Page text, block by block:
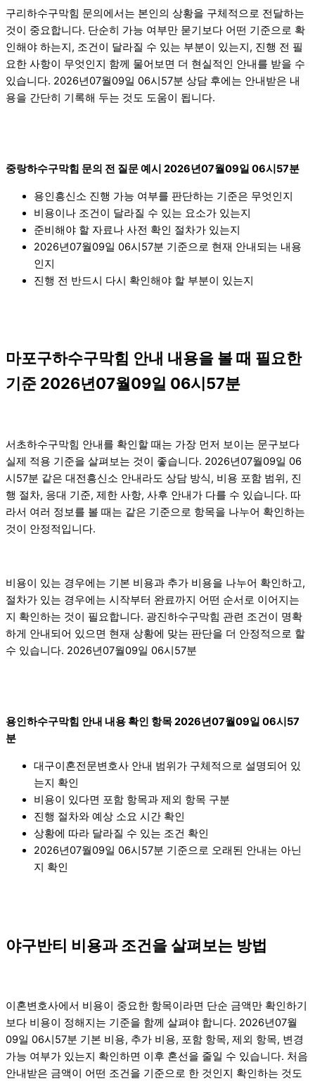
구리하수구막힘 문의에서는 본인의 상황을 구체적으로 전달하는
것이 중요합니다. 단순히 가능 여부만 묻기보다 어떤 기준으로 확
인해야 하는지, 조건이 달라질 수 있는 부분이 있는지, 진행 전 필
요한 사항이 무엇인지 함께 물어보면 더 현실적인 안내를 받을 수
있습니다. 2026년07월09일 06시57분 상담 후에는 안내받은 내
용을 간단히 기록해 두는 것도 도움이 됩니다.
중랑하수구막힘 문의 전 질문 예시 2026년07월09일 06시57분
용인흥신소 진행 가능 여부를 판단하는 기준은 무엇인지
비용이나 조건이 달라질 수 있는 요소가 있는지
준비해야 할 자료나 사전 확인 절차가 있는지
2026년07월09일 06시57분 기준으로 현재 안내되는 내용
인지
진행 전 반드시 다시 확인해야 할 부분이 있는지
마포구하수구막힘 안내 내용을 볼 때 필요한
기준 2026년07월09일 06시57분
서초하수구막힘 안내를 확인할 때는 가장 먼저 보이는 문구보다
실제 적용 기준을 살펴보는 것이 좋습니다. 2026년07월09일 06
시57분 같은 대전흥신소 안내라도 상담 방식, 비용 포함 범위, 진
행 절차, 응대 기준, 제한 사항, 사후 안내가 다를 수 있습니다. 따
라서 여러 정보를 볼 때는 같은 기준으로 항목을 나누어 확인하는
것이 안정적입니다.
비용이 있는 경우에는 기본 비용과 추가 비용을 나누어 확인하고,
절차가 있는 경우에는 시작부터 완료까지 어떤 순서로 이어지는
지 확인하는 것이 필요합니다. 광진하수구막힘 관련 조건이 명확
하게 안내되어 있으면 현재 상황에 맞는 판단을 더 안정적으로 할
수 있습니다. 2026년07월09일 06시57분
용인하수구막힘 안내 내용 확인 항목 2026년07월09일 06시57
분
대구이혼전문변호사 안내 범위가 구체적으로 설명되어 있
는지 확인
비용이 있다면 포함 항목과 제외 항목 구분
진행 절차와 예상 소요 시간 확인
상황에 따라 달라질 수 있는 조건 확인
2026년07월09일 06시57분 기준으로 오래된 안내는 아닌
지 확인
야구반티 비용과 조건을 살펴보는 방법
이혼변호사에서 비용이 중요한 항목이라면 단순 금액만 확인하기
보다 비용이 정해지는 기준을 함께 살펴야 합니다. 2026년07월
09일 06시57분 기본 비용, 추가 비용, 포함 항목, 제외 항목, 변경
가능 여부가 있는지 확인하면 이후 혼선을 줄일 수 있습니다. 처음
안내받은 금액이 어떤 조건을 기준으로 한 것인지 확인하는 것도